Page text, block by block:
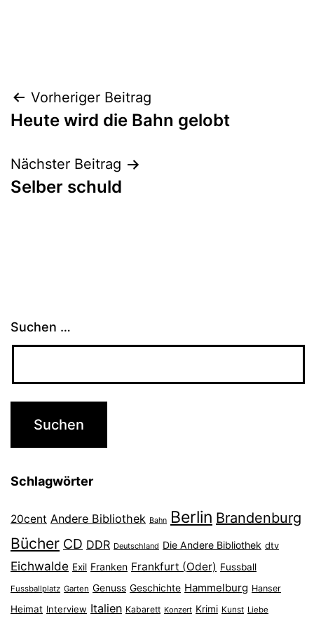
Beitragsnavigation
Vorheriger Beitrag
Heute wird die Bahn gelobt
Nächster Beitrag
Selber schuld
Suchen …
Schlagwörter
20cent Andere Bibliothek Bahn Berlin Brandenburg
Bücher CD DDR Deutschland Die Andere Bibliothek dtv
Eichwalde Exil Franken Frankfurt (Oder) Fussball
Fussballplatz Garten Genuss Geschichte Hammelburg Hanser
Heimat Interview Italien Kabarett Konzert Krimi Kunst Liebe